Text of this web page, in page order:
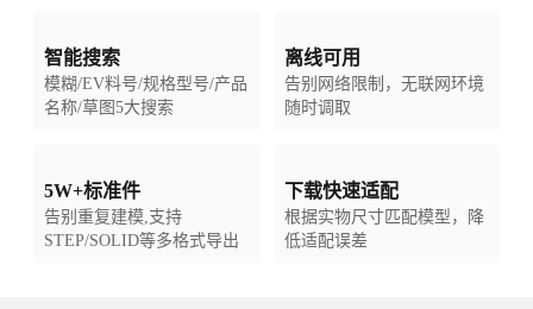
智能搜索
模糊/EV料号/规格型号/产品
名称/草图5大搜索
离线可用
告别网络限制，无联网环境
随时调取
5W+标准件
告别重复建模,支持
STEP/SOLID等多格式导出
下载快速适配
根据实物尺寸匹配模型，降
低适配误差